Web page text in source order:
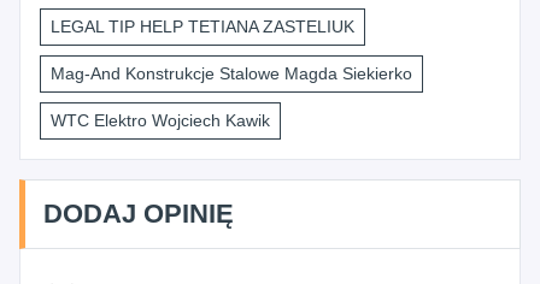
LEGAL TIP HELP TETIANA ZASTELIUK
Mag-And Konstrukcje Stalowe Magda Siekierko
WTC Elektro Wojciech Kawik
DODAJ OPINIĘ